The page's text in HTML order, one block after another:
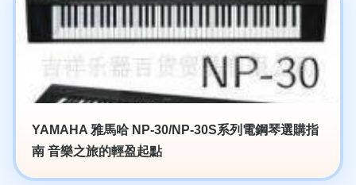
YAMAHA 雅馬哈 NP-30/NP-30S系列電鋼琴選購指
南 音樂之旅的輕盈起點